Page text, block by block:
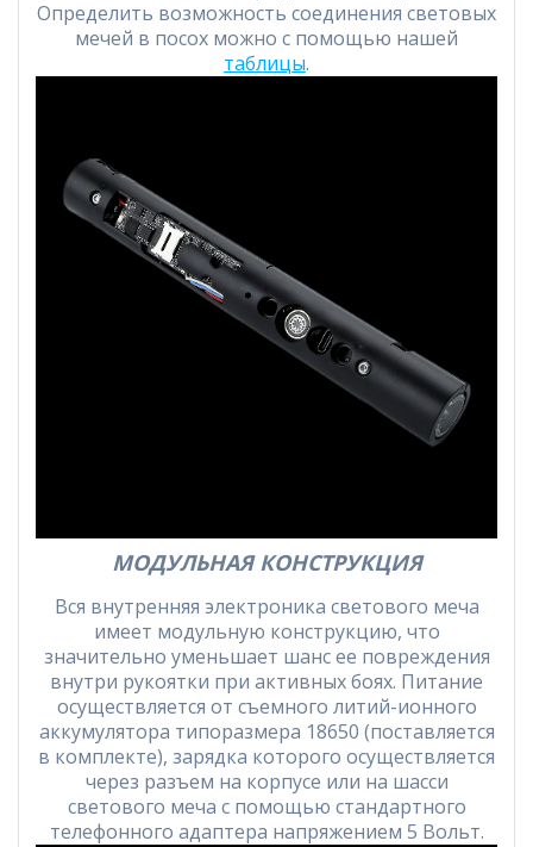
Определить возможность соединения световых
мечей в посох можно с помощью нашей
таблицы.
МОДУЛЬНАЯ КОНСТРУКЦИЯ
Вся внутренняя электроника светового меча
имеет модульную конструкцию, что
значительно уменьшает шанс ее повреждения
внутри рукоятки при активных боях. Питание
осуществляется от съемного литий-ионного
аккумулятора типоразмера 18650 (поставляется
в комплекте), зарядка которого осуществляется
через разъем на корпусе или на шасси
светового меча с помощью стандартного
телефонного адаптера напряжением 5 Вольт.